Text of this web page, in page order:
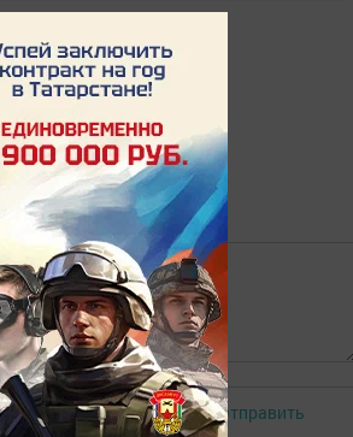
Авторизоваться Отправить